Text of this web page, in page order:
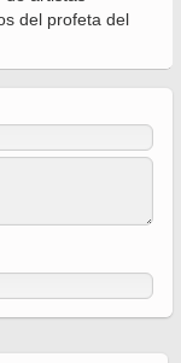
del profeta del